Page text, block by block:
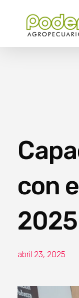
con
2025
abril 23, 2025